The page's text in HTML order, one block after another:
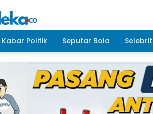
Kabar Politik Seputar Bola